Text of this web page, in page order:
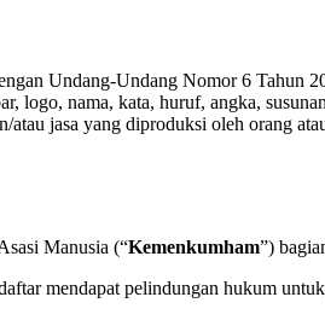
Undang-Undang Nomor 6 Tahun
logo, nama, kata, huruf, angka,
jasa yang diproduksi oleh orang
Manusia (“Kemenkumham”)
mendapat pelindungan hukum